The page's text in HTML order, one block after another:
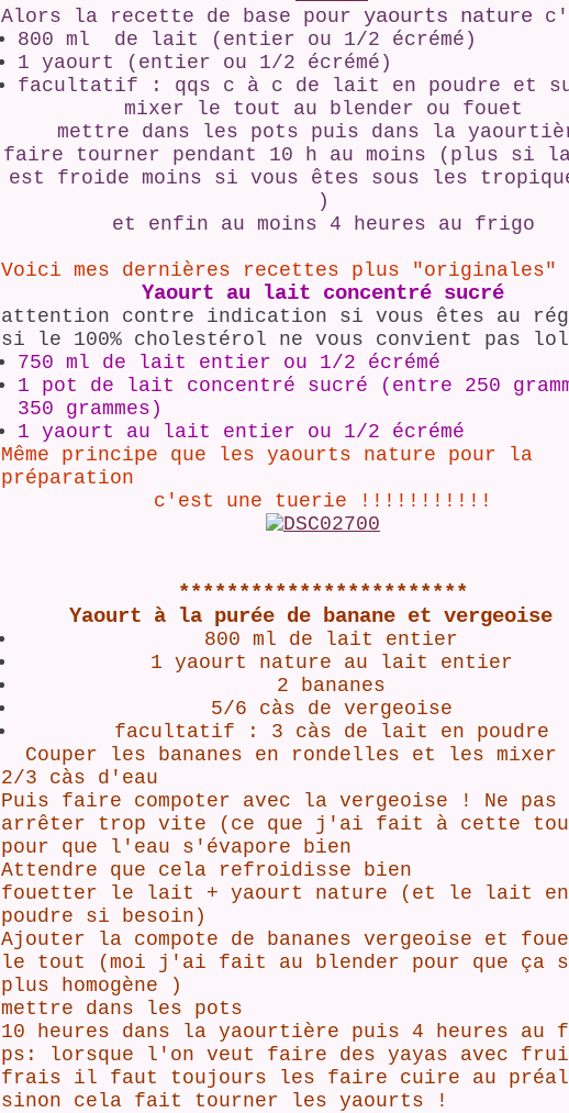
Alors la recette de base pour yaourts nature
800 ml de lait (entier ou 1/2 écrémé)
1 yaourt (entier ou 1/2 écrémé)
facultatif : qqs c à c de lait en poudre et
mixer le tout au blender ou fouet
mettre dans les pots puis dans la
faire tourner pendant 10 h au moins (plus si
est froide moins si vous êtes sous les
)
et enfin au moins 4 heures au frigo
Voici mes dernières recettes plus "originales"
Yaourt au lait concentré sucré
attention contre indication si vous êtes au
si le 100% cholestérol ne vous convient pas lol
750 ml de lait entier ou 1/2 écrémé
1 pot de lait concentré sucré (entre 250
350 grammes)
1 yaourt au lait entier ou 1/2 écrémé
Même principe que les yaourts nature pour la
préparation
c'est une tuerie !!!!!!!!!!!
************************
Yaourt à la purée de banane et vergeoise
800 ml de lait entier
1 yaourt nature au lait entier
2 bananes
5/6 càs de vergeoise
facultatif : 3 càs de lait en poudre
Couper les bananes en rondelles et les mixer
2/3 càs d'eau
Puis faire compoter avec la vergeoise ! Ne pas
arrêter trop vite (ce que j'ai fait à cette
pour que l'eau s'évapore bien
Attendre que cela refroidisse bien
fouetter le lait + yaourt nature (et le lait en
poudre si besoin)
Ajouter la compote de bananes vergeoise et
le tout (moi j'ai fait au blender pour que ça
plus homogène )
mettre dans les pots
10 heures dans la yaourtière puis 4 heures au
ps: lorsque l'on veut faire des yayas avec
frais il faut toujours les faire cuire au
sinon cela fait tourner les yaourts !